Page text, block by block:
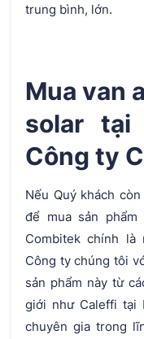
trung bình, lớn.
Mua van
solar
Công ty
Nếu Quý khách
để mua sản
Combitek chính là
Công ty chúng tôi
sản phẩm này từ
giới như Caleffi tại
chuyên gia trong